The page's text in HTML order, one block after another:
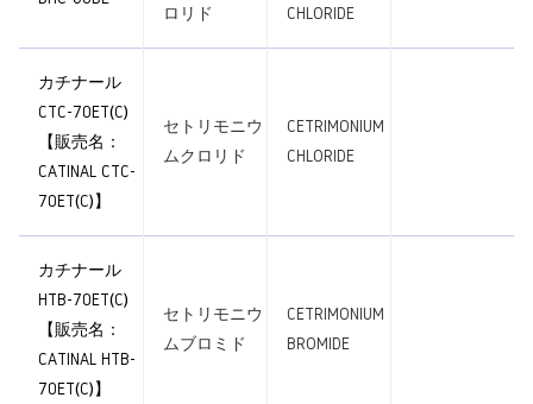
ロリド
CHLORIDE
カチナール
CTC-70ET(C)
【販売名：
CATINAL CTC-
70ET(C)】
セトリモニウ
ムクロリド
CETRIMONIUM
CHLORIDE
カチナール
HTB-70ET(C)
【販売名：
CATINAL HTB-
70ET(C)】
セトリモニウ
ムブロミド
CETRIMONIUM
BROMIDE